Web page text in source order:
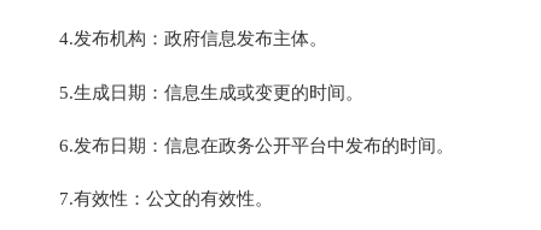
4.发布机构：政府信息发布主体。
5.生成日期：信息生成或变更的时间。
6.发布日期：信息在政务公开平台中发布的时间。
7.有效性：公文的有效性。